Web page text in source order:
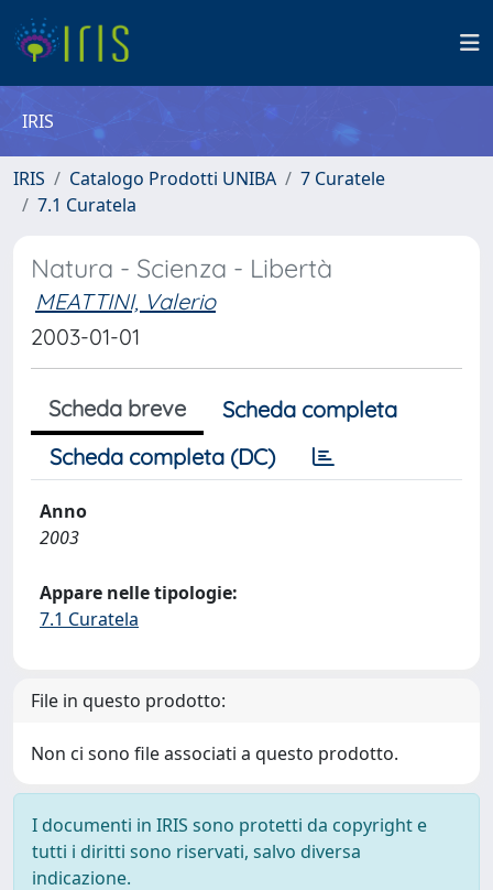
IRIS
IRIS Catalogo Prodotti UNIBA
7 Curatele
7.1 Curatela
Natura - Scienza - Libertà
MEATTINI, Valerio
2003-01-01
Scheda breve
Scheda completa
Scheda completa (DC)
Anno
2003
Appare nelle tipologie:
7.1 Curatela
File in questo prodotto:
Non ci sono file associati a questo prodotto.
I documenti in IRIS sono protetti da copyright e
tutti i diritti sono riservati, salvo diversa
indicazione.